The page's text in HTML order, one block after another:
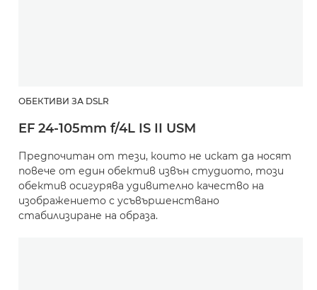
ОБЕКТИВИ ЗА DSLR
EF 24-105mm f/4L IS II USM
Предпочитан от тези, които не искат да носят
повече от един обектив извън студиото, този
обектив осигурява удивително качество на
изображението с усъвършенствано
стабилизиране на образа.